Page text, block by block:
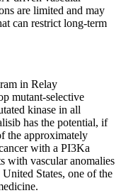
are limited and may
can restrict long-term
in Relay
mutant-selective
kinase in all
has the potential, if
the approximately
with a PI3Ka
with vascular anomalies
States, one of the